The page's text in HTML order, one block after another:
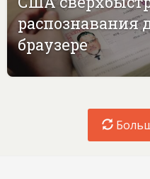
распознавания
браузере